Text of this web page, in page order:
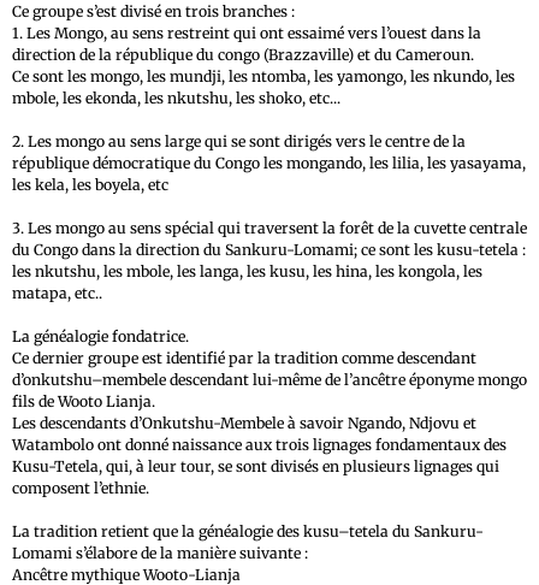
Ce groupe s’est divisé en trois branches :
1. Les Mongo, au sens restreint qui ont essaimé vers l’ouest dans la
direction de la république du congo (Brazzaville) et du Cameroun.
Ce sont les mongo, les mundji, les ntomba, les yamongo, les nkundo, les
mbole, les ekonda, les nkutshu, les shoko, etc...
2. Les mongo au sens large qui se sont dirigés vers le centre de la
république démocratique du Congo les mongando, les lilia, les yasayama,
les kela, les boyela, etc
3. Les mongo au sens spécial qui traversent la forêt de la cuvette centrale
du Congo dans la direction du Sankuru-Lomami; ce sont les kusu-tetela :
les nkutshu, les mbole, les langa, les kusu, les hina, les kongola, les
matapa, etc..
La généalogie fondatrice.
Ce dernier groupe est identifié par la tradition comme descendant
d’onkutshu–membele descendant lui-même de l’ancêtre éponyme mongo
fils de Wooto Lianja.
Les descendants d’Onkutshu-Membele à savoir Ngando, Ndjovu et
Watambolo ont donné naissance aux trois lignages fondamentaux des
Kusu-Tetela, qui, à leur tour, se sont divisés en plusieurs lignages qui
composent l’ethnie.
La tradition retient que la généalogie des kusu–tetela du Sankuru-
Lomami s’élabore de la manière suivante :
Ancêtre mythique Wooto-Lianja